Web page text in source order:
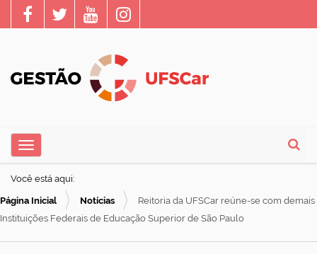
Busca
e
g
Toggle navigation
Você está aqui:
Página Inicial Notícias
Reitoria da UFSCar reúne-se com demais
Instituições Federais de Educação Superior de São Paulo